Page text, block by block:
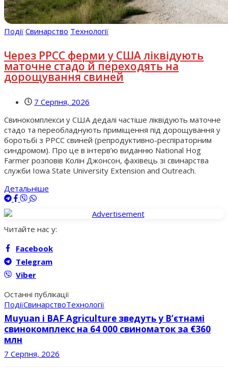
Події Свинарство Технології
Через РРСС ферми у США ліквідують
маточне стадо й переходять на
дорощування свиней
7 Серпня, 2026
Свинокомплекси у США дедалі частіше ліквідують маточне
стадо та переобладнують приміщення під дорощування у
боротьбі з РРСС свиней (репродуктивно-респіраторним
синдромом). Про це в інтерв’ю виданню National Hog
Farmer розповів Колін Джонсон, фахівець зі свинарства
служби Iowa State University Extension and Outreach.
Детальніше
Читайте нас у:
Facebook
Telegram
Viber
Останні публікації
ПодіїСвинарствоТехнології
Muyuan і BAF Agriculture зведуть у В’єтнамі
свинокомплекс на 64 000 свиноматок за €360
млн
7 Серпня, 2026